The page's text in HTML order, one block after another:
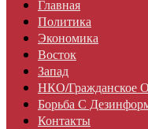
Главная
Политика
Экономика
Восток
Запад
НКО/гражданское
Борьба С
Контакты